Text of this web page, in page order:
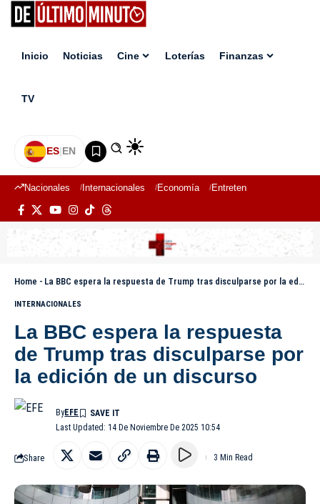
Inicio Noticias Cine Loterías Finanzas
TV
ES|EN
Nacionales Internacionales Economía Entretenimiento
Home - La BBC espera la respuesta de Trump tras disculparse por la edición de un discurso
INTERNACIONALES
La BBC espera la respuesta
de Trump tras disculparse por
la edición de un discurso
Last Updated: 14 De Noviembre De 2025 10:54
ByEFE
Share 3 Min Read